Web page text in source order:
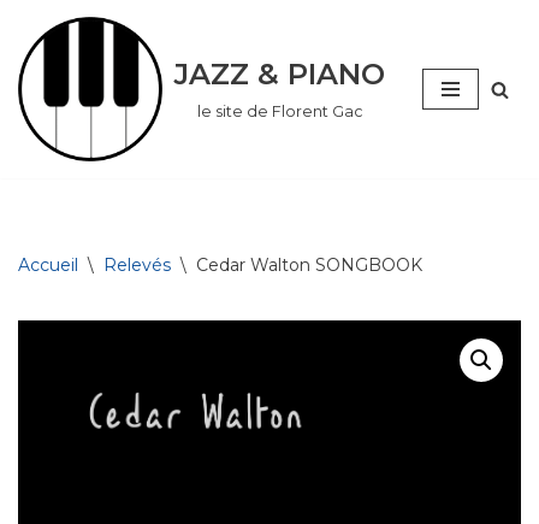
Aller
au
contenu
JAZZ & PIANO
le site de Florent Gac
Accueil \ Relevés \ Cedar Walton SONGBOOK